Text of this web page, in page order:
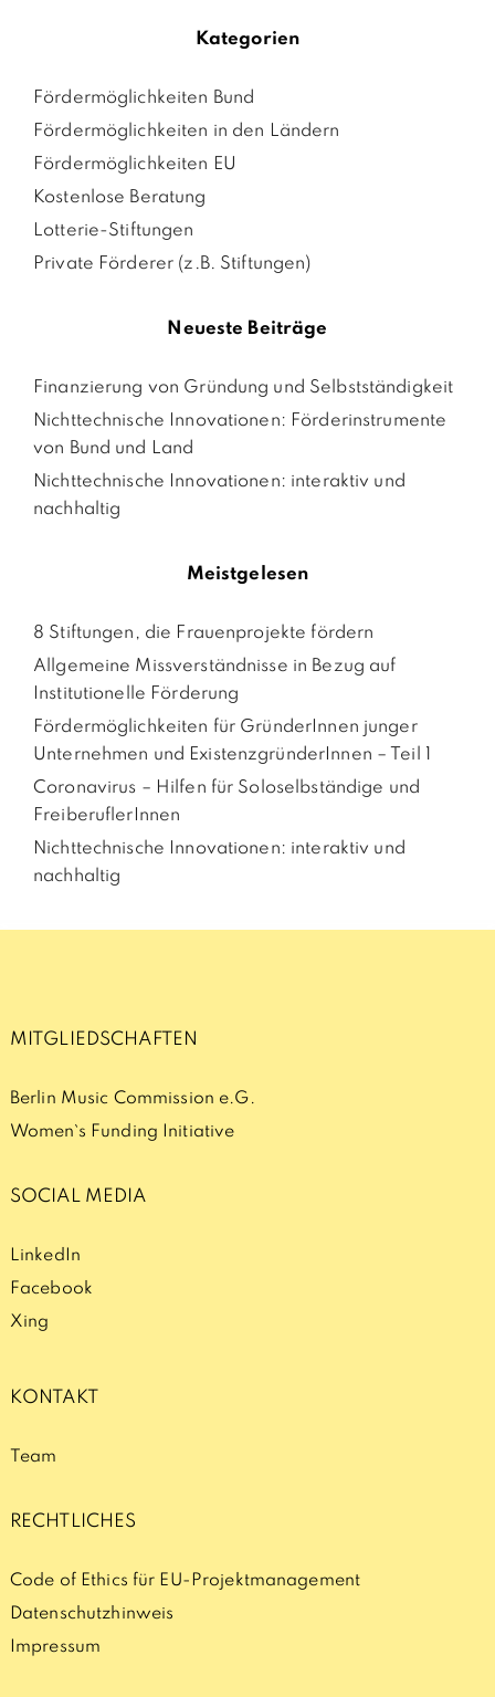
Kategorien
Fördermöglichkeiten Bund
Fördermöglichkeiten in den Ländern
Fördermöglichkeiten EU
Kostenlose Beratung
Lotterie-Stiftungen
Private Förderer (z.B. Stiftungen)
Neueste Beiträge
Finanzierung von Gründung und Selbstständigkeit
Nichttechnische Innovationen: Förderinstrumente
von Bund und Land
Nichttechnische Innovationen: interaktiv und
nachhaltig
Meistgelesen
8 Stiftungen, die Frauenprojekte fördern
Allgemeine Missverständnisse in Bezug auf
Institutionelle Förderung
Fördermöglichkeiten für GründerInnen junger
Unternehmen und ExistenzgründerInnen – Teil 1
Coronavirus – Hilfen für Soloselbständige und
FreiberuflerInnen
Nichttechnische Innovationen: interaktiv und
nachhaltig
MITGLIEDSCHAFTEN
Berlin Music Commission e.G.
Women`s Funding Initiative
SOCIAL MEDIA
LinkedIn
Facebook
Xing
KONTAKT
Team
RECHTLICHES
Code of Ethics für EU-Projektmanagement
Datenschutzhinweis
Impressum